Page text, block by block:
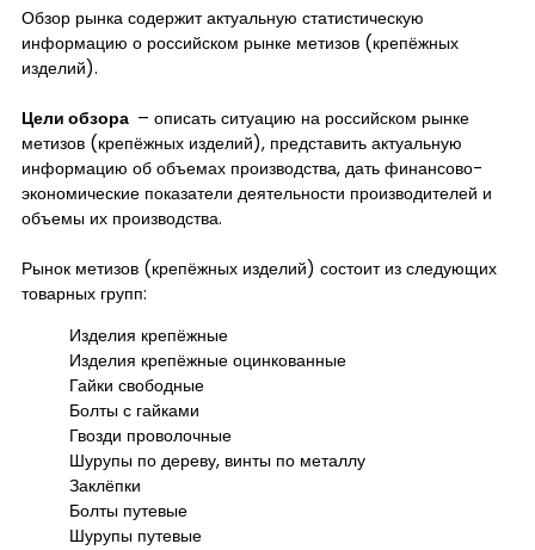
Обзор рынка содержит актуальную статистическую
информацию о российском рынке метизов (крепёжных
изделий).
Цели обзора – описать ситуацию на российском рынке
метизов (крепёжных изделий), представить актуальную
информацию об объемах производства, дать финансово-
экономические показатели деятельности производителей и
объемы их производства.
Рынок метизов (крепёжных изделий) состоит из следующих
товарных групп:
Изделия крепёжные
Изделия крепёжные оцинкованные
Гайки свободные
Болты с гайками
Гвозди проволочные
Шурупы по дереву, винты по металлу
Заклёпки
Болты путевые
Шурупы путевые